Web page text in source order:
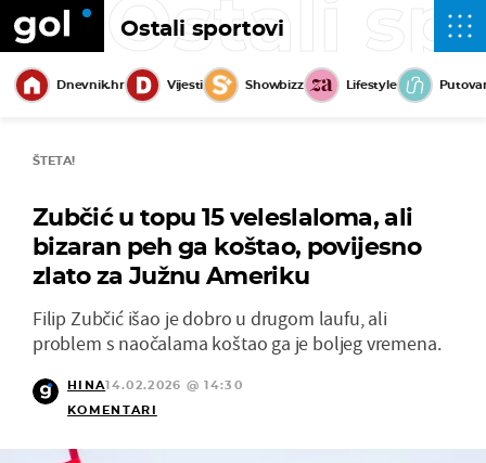
Ostali sportovi
Ostali
Dnevnik.hr Vijesti Showbizz Lifestyle
ŠTETA!
Zubčić u topu 15 veleslaloma, ali
bizaran peh ga koštao, povijesno
zlato za Južnu Ameriku
Filip Zubčić išao je dobro u drugom laufu, ali
problem s naočalama koštao ga je boljeg vremena.
HINA14.02.2026 @ 14:30
KOMENTARI